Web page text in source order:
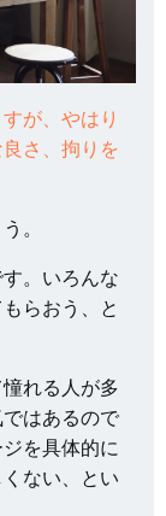
が、やはり
さ、拘りを
。
。いろんな
らおう、と
れる人が多
はあるので
を具体的に
ない、とい